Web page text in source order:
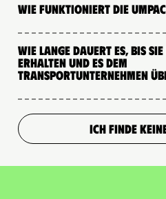
Wie funktioniert die
Wie lange dauert es, bis
erhalten und es dem
Transportunternehmen
ICH FINDE